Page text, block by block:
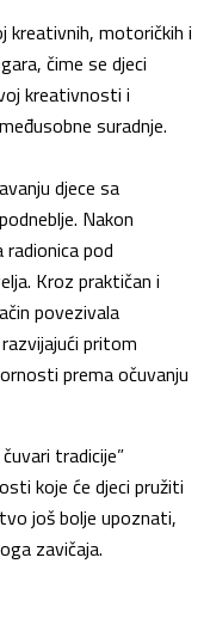
kreativnih, motoričkih i
čime se djeci
kreativnosti i
suradnje.
djece sa
Nakon
pod
Kroz praktičan i
povezivala
pritom
prema očuvanju
tradicije”
koje će djeci pružiti
još bolje upoznati,
zavičaja.